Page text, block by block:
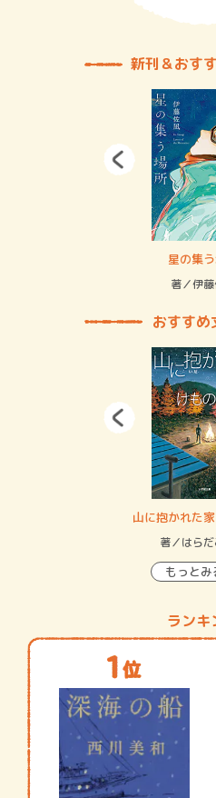
新刊＆おす
星の集
著／伊
おすすめ
山に抱かれた
著／はら
もっとみ
ランキ